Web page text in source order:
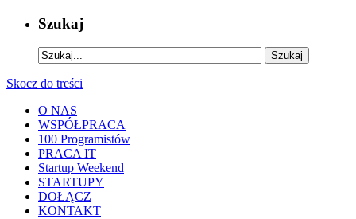
Szukaj
Skocz do treści
O NAS
WSPÓŁPRACA
100 Programistów
PRACA IT
Startup Weekend
STARTUPY
DOŁĄCZ
KONTAKT